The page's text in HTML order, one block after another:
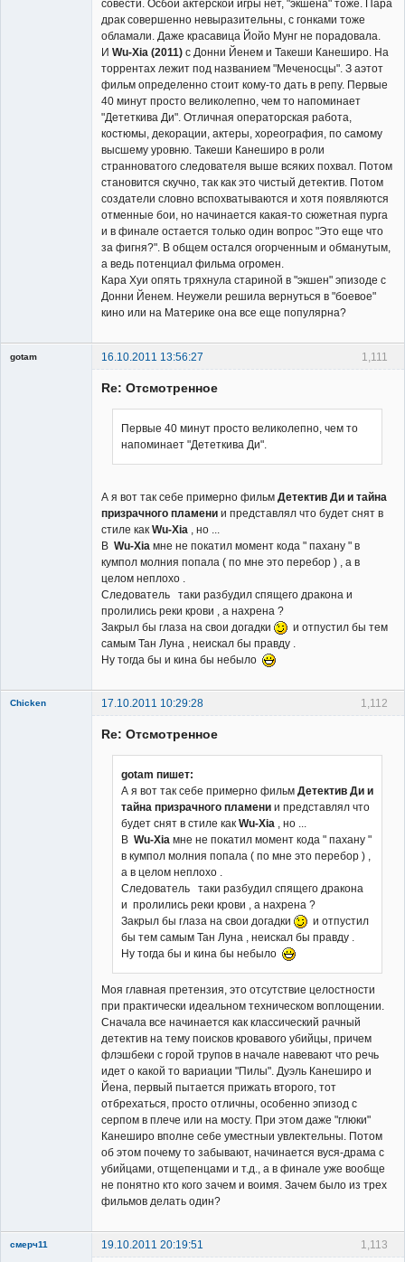
совести. Осбой актерской игры нет, "экшена" тоже. Пара
драк совершенно невыразительны, с гонками тоже
обламали. Даже красавица Йойо Мунг не порадовала.
И Wu-Xia (2011) с Донни Йенем и Такеши Канеширо. На
торрентах лежит под названием "Меченосцы". З аэтот
фильм определенно стоит кому-то дать в репу. Первые
40 минут просто великолепно, чем то напоминает
"Дететкива Ди". Отличная операторская работа,
костюмы, декорации, актеры, хореография, по самому
высшему уровню. Такеши Канеширо в роли
странноватого следователя выше всяких похвал. Потом
становится скучно, так как это чистый детектив. Потом
создатели словно вспохватываются и хотя появляются
отменные бои, но начинается какая-то сюжетная пурга
и в финале остается только один вопрос "Это еще что
за фигня?". В общем остался огорченным и обманутым,
а ведь потенциал фильма огромен.
Кара Хуи опять тряхнула стариной в "экшен" эпизоде с
Донни Йенем. Неужели решила вернуться в "боевое"
кино или на Материке она все еще популярна?
1,111
gotam
16.10.2011 13:56:27
Re: Отсмотренное
Первые 40 минут просто великолепно, чем то
напоминает "Дететкива Ди".
А я вот так себе примерно фильм Детектив Ди и тайна
призрачного пламени и представлял что будет снят в
стиле как Wu-Xia , но ...
В Wu-Xia мне не покатил момент кода " пахану " в
кумпол молния попала ( по мне это перебор ) , а в
целом неплохо .
Следователь таки разбудил спящего дракона и
пролились реки крови , а нахрена ?
Закрыл бы глаза на свои догадки
и отпустил бы тем
самым Тан Луна , неискал бы правду .
Ну тогда бы и кина бы небыло
1,112
Chicken
17.10.2011 10:29:28
Re: Отсмотренное
gotam пишет:
А я вот так себе примерно фильм Детектив Ди и
тайна призрачного пламени и представлял что
будет снят в стиле как Wu-Xia , но ...
В Wu-Xia мне не покатил момент кода " пахану "
в кумпол молния попала ( по мне это перебор ) ,
а в целом неплохо .
Следователь таки разбудил спящего дракона
и пролились реки крови , а нахрена ?
Закрыл бы глаза на свои догадки
и отпустил
бы тем самым Тан Луна , неискал бы правду .
Ну тогда бы и кина бы небыло
Моя главная претензия, это отсутствие целостности
при практически идеальном техническом воплощении.
Сначала все начинается как классический рачный
детектив на тему поисков кровавого убийцы, причем
флэшбеки с горой трупов в начале навевают что речь
идет о какой то вариации "Пилы". Дуэль Канеширо и
Йена, первый пытается прижать второго, тот
отбрехаться, просто отличны, особенно эпизод с
серпом в плече или на мосту. При этом даже "глюки"
Канеширо вполне себе уместныи увлектельны. Потом
об этом почему то забывают, начинается вуся-драма с
убийцами, отщепенцами и т.д., а в финале уже вообще
не понятно кто кого зачем и воимя. Зачем было из трех
фильмов делать один?
1,113
смерч11
19.10.2011 20:19:51